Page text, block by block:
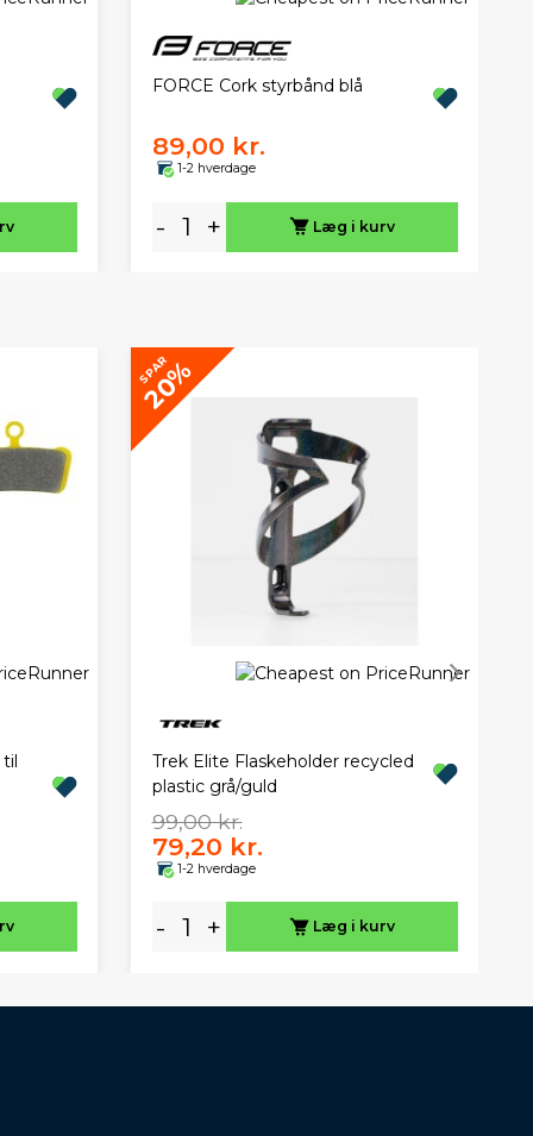
FORCE Cork styrbånd blå
89,00 kr.
1-2 hverdage
- + Læg i kurv
SPAR
20%
Trek Elite Flaskeholder recycled
plastic grå/guld
99,00 kr.
79,20 kr.
1-2 hverdage
- + Læg i kurv